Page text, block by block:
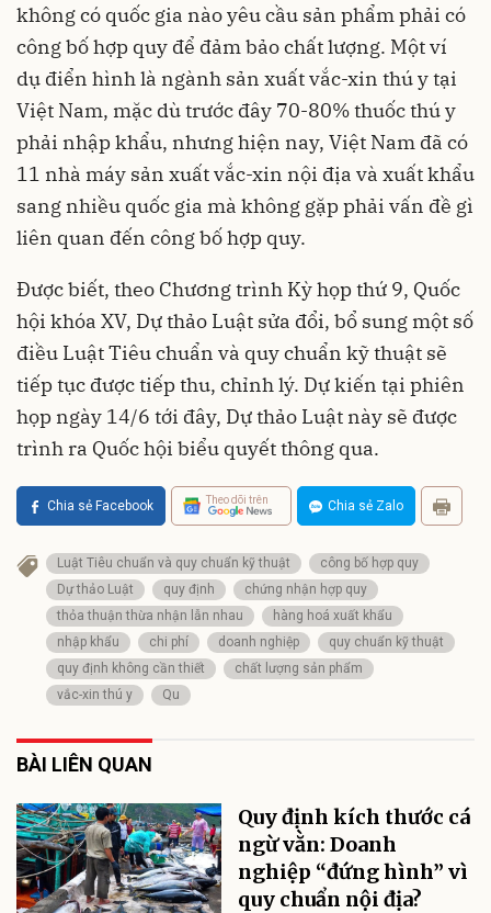
không có quốc gia nào yêu cầu sản phẩm phải có
công bố hợp quy để đảm bảo chất lượng. Một ví
dụ điển hình là ngành sản xuất vắc-xin thú y tại
Việt Nam, mặc dù trước đây 70-80% thuốc thú y
phải nhập khẩu, nhưng hiện nay, Việt Nam đã có
11 nhà máy sản xuất vắc-xin nội địa và xuất khẩu
sang nhiều quốc gia mà không gặp phải vấn đề gì
liên quan đến công bố hợp quy.
Được biết, theo Chương trình Kỳ họp thứ 9, Quốc
hội khóa XV, Dự thảo Luật sửa đổi, bổ sung một số
điều Luật Tiêu chuẩn và quy chuẩn kỹ thuật sẽ
tiếp tục được tiếp thu, chỉnh lý. Dự kiến tại phiên
họp ngày 14/6 tới đây, Dự thảo Luật này sẽ được
trình ra Quốc hội biểu quyết thông qua.
Chia sẻ Facebook Theo dõi trên Chia sẻ Zalo
Luật Tiêu chuẩn và quy chuẩn kỹ thuật
công bố hợp quy
Dự thảo Luật
quy định
chứng nhận hợp quy
thỏa thuận thừa nhận lẫn nhau
hàng hoá xuất khẩu
nhập khẩu
chi phí doanh nghiệp
quy chuẩn kỹ thuật
quy định không cần thiết
chất lượng sản phẩm
vắc-xin thú y
Qu
BÀI LIÊN QUAN
Quy định kích thước cá
ngừ vằn: Doanh
nghiệp “đứng hình” vì
quy chuẩn nội địa?